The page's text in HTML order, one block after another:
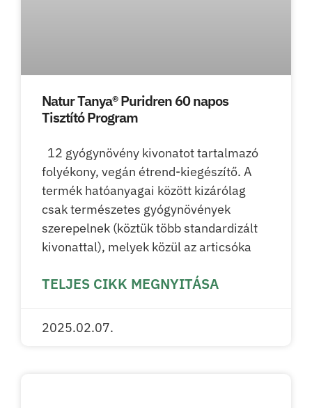
Natur Tanya® Puridren 60 napos
Tisztító Program
12 gyógynövény kivonatot tartalmazó
folyékony, vegán étrend-kiegészítő. A
termék hatóanyagai között kizárólag
csak természetes gyógynövények
szerepelnek (köztük több standardizált
kivonattal), melyek közül az articsóka
TELJES CIKK MEGNYITÁSA
2025.02.07.